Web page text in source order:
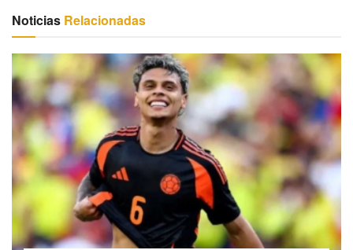
Noticias Relacionadas